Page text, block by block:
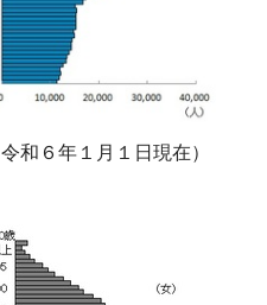
和６年１月１日現在）